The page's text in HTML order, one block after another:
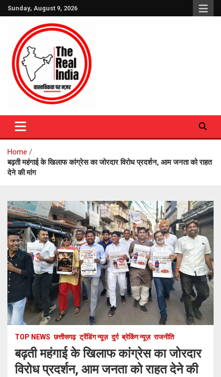
Skip
to
Sunday, August 9, 2026
The Real India
Home
बढ़ती महंगाई के खिलाफ कांग्रेस का जोरदार विरोध प्रदर्शन, आम जनता को राहत
देने की मांग
TOP NEWS छत्तीसगढ़ ट्रेंडिंग न्यूज़ दुर्ग ब्रेकिंग न्यूज़ राजनीति
बढ़ती महंगाई के खिलाफ कांग्रेस का जोरदार
विरोध प्रदर्शन, आम जनता को राहत देने की